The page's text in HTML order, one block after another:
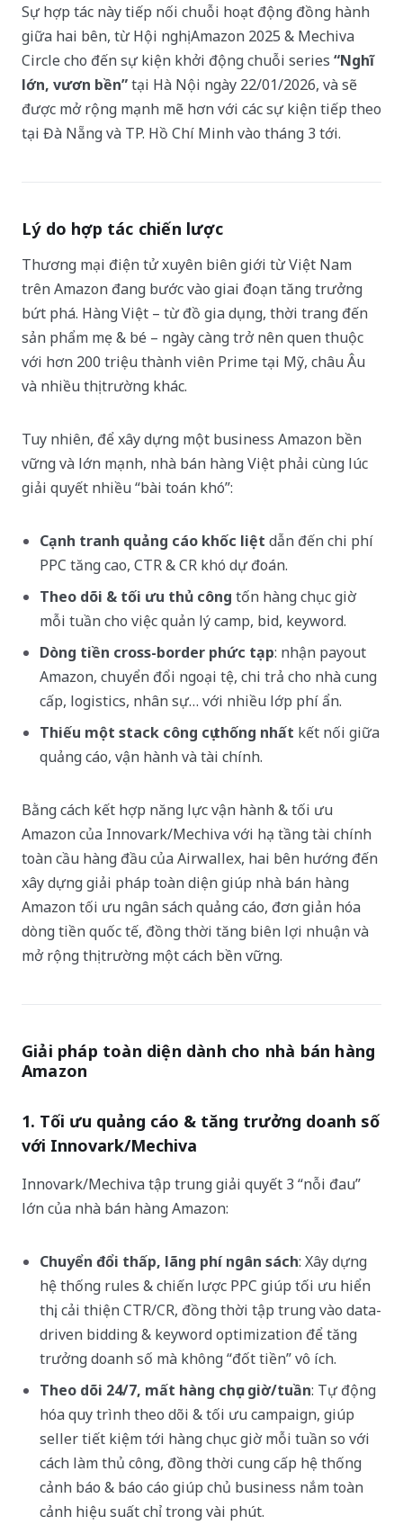
Sự hợp tác này tiếp nối chuỗi hoạt động đồng hành
giữa hai bên, từ Hội nghị Amazon 2025 & Mechiva
Circle cho đến sự kiện khởi động chuỗi series “Nghĩ
lớn, vươn bền”tại Hà Nội ngày 22/01/2026, và sẽ
được mở rộng mạnh mẽ hơn với các sự kiện tiếp theo
tại Đà Nẵng và TP. Hồ Chí Minh vào tháng 3 tới.
Lý do hợp tác chiến lược
Thương mại điện tử xuyên biên giới từ Việt Nam
trên Amazon đang bước vào giai đoạn tăng trưởng
bứt phá. Hàng Việt – từ đồ gia dụng, thời trang đến
sản phẩm mẹ & bé – ngày càng trở nên quen thuộc
với hơn 200 triệu thành viên Prime tại Mỹ, châu Âu
và nhiều thị trường khác.
Tuy nhiên, để xây dựng một business Amazon bền
vững và lớn mạnh, nhà bán hàng Việt phải cùng lúc
giải quyết nhiều “bài toán khó”:
Cạnh tranh quảng cáo khốc liệt dẫn đến chi phí
PPC tăng cao, CTR & CR khó dự đoán.
Theo dõi & tối ưu thủ công tốn hàng chục giờ
mỗi tuần cho việc quản lý camp, bid, keyword.
Dòng tiền cross-border phức tạp: nhận payout
Amazon, chuyển đổi ngoại tệ, chi trả cho nhà cung
cấp, logistics, nhân sự… với nhiều lớp phí ẩn.
Thiếu một stack công cụ thống nhất kết nối giữa
quảng cáo, vận hành và tài chính.
Bằng cách kết hợp năng lực vận hành & tối ưu
Amazon của Innovark/Mechiva với hạ tầng tài chính
toàn cầu hàng đầu của Airwallex, hai bên hướng đến
xây dựng giải pháp toàn diện giúp nhà bán hàng
Amazon tối ưu ngân sách quảng cáo, đơn giản hóa
dòng tiền quốc tế, đồng thời tăng biên lợi nhuận và
mở rộng thị trường một cách bền vững.
Giải pháp toàn diện dành cho nhà bán hàng
Amazon
1. Tối ưu quảng cáo & tăng trưởng doanh số
với Innovark/Mechiva
Innovark/Mechiva tập trung giải quyết 3 “nỗi đau”
lớn của nhà bán hàng Amazon:
Chuyển đổi thấp, lãng phí ngân sách: Xây dựng
hệ thống rules & chiến lược PPC giúp tối ưu hiển
thị, cải thiện CTR/CR, đồng thời tập trung vào data-
driven bidding & keyword optimization để tăng
trưởng doanh số mà không “đốt tiền” vô ích.
Theo dõi 24/7, mất hàng chục giờ/tuần: Tự động
hóa quy trình theo dõi & tối ưu campaign, giúp
seller tiết kiệm tới hàng chục giờ mỗi tuần so với
cách làm thủ công, đồng thời cung cấp hệ thống
cảnh báo & báo cáo giúp chủ business nắm toàn
cảnh hiệu suất chỉ trong vài phút.